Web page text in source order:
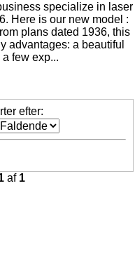
specialize in laser
Here is our new model :
plans dated 1936, this
advantages: a beautiful
few exp...
efter:
af 1